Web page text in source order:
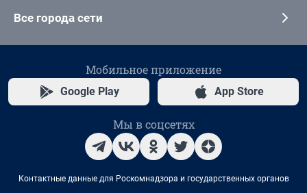
Все города сети
Мобильное приложение
Google Play App Store
Мы в соцсетях
Контактные данные для Роскомнадзора и государственных органов